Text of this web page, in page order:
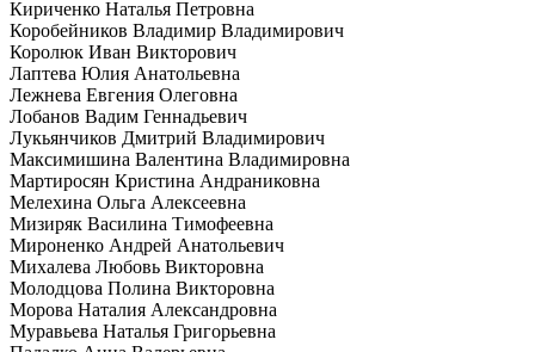
Кириченко Наталья Петровна
Коробейников Владимир Владимирович
Королюк Иван Викторович
Лаптева Юлия Анатольевна
Лежнева Евгения Олеговна
Лобанов Вадим Геннадьевич
Лукьянчиков Дмитрий Владимирович
Максимишина Валентина Владимировна
Мартиросян Кристина Андраниковна
Мелехина Ольга Алексеевна
Мизиряк Василина Тимофеевна
Мироненко Андрей Анатольевич
Михалева Любовь Викторовна
Молодцова Полина Викторовна
Морова Наталия Александровна
Муравьева Наталья Григорьевна